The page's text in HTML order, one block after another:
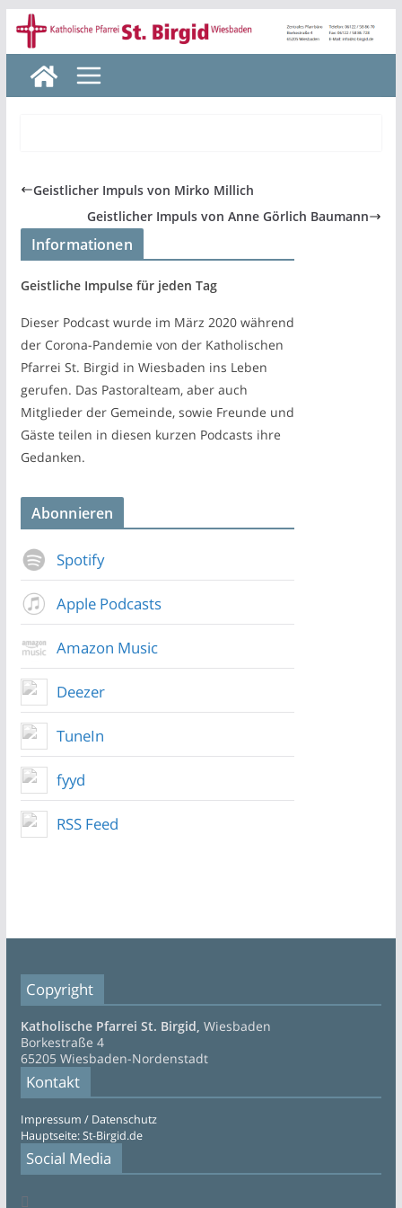
Zum
Inhalt
springen
Geistlicher Impuls von Mirko Millich
Geistlicher Impuls von Anne Görlich Baumann
Informationen
Geistliche Impulse für jeden Tag
Dieser Podcast wurde im März 2020 während
der Corona-Pandemie von der Katholischen
Pfarrei St. Birgid in Wiesbaden ins Leben
gerufen. Das Pastoralteam, aber auch
Mitglieder der Gemeinde, sowie Freunde und
Gäste teilen in diesen kurzen Podcasts ihre
Gedanken.
Abonnieren
Spotify
Apple Podcasts
Amazon Music
Deezer
TuneIn
fyyd
RSS Feed
Copyright
Katholische Pfarrei St. Birgid, Wiesbaden
Borkestraße 4
65205 Wiesbaden-Nordenstadt
Kontakt
Impressum / Datenschutz
Hauptseite: St-Birgid.de
Social Media